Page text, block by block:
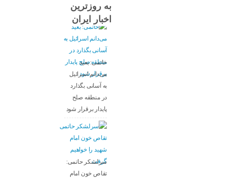
به روزترین
اخبار ایران
خاتمی: بعید
می‌دانم اسرائیل
به آسانی بگذارد
در منطقه صلح
پایدار برقرار شود
سرلشکر حاتمی:
تقاص خون امام